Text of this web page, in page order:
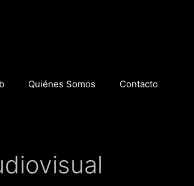
Quiénes Somos Contacto